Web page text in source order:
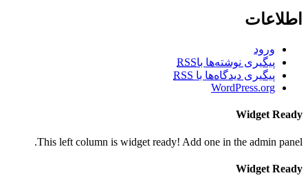
اطلاعات
ورود
پیگیری نوشته‌ها باRSS
پیگیری دیدگاه‌ها با RSS
WordPress.org
Widget Ready
This left column is widget ready! Add one in the admin panel.
Widget Ready